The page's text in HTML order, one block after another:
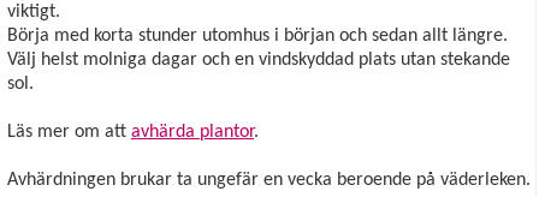
viktigt.
Börja med korta stunder utomhus i början och sedan allt längre.
Välj helst molniga dagar och en vindskyddad plats utan stekande
sol.
Läs mer om att avhärda plantor.
Avhärdningen brukar ta ungefär en vecka beroende på väderleken.